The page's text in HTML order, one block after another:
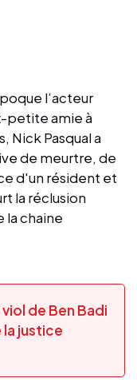
l’acteur
petite amie à
Nick Pasqual a
de meurtre, de
d'un résident et
la réclusion
chaine
de Ben Badi
la justice